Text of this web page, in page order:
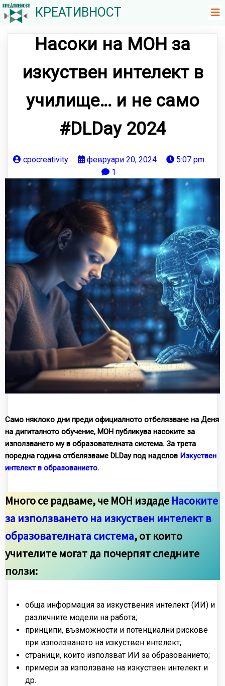
КРЕАТИВНОСТ
Насоки на МОН за
изкуствен интелект в
училище… и не само
#DLDay 2024
cpocreativity февруари 20, 2024
5:07 pm
1
Само няклоко дни преди официалното отбелязване на Деня
на дигиталното обучение, МОН публикува насоките за
използването му в образователната система. За трета
поредна година отбелязваме DLDay под надслов Изкуствен
интелект в образованието.
Много се радваме, че МОН издаде Насоките
за използването на изкуствен интелект в
образователната система, от които
учителите могат да почерпят следните
ползи:
обща информация за изкуствения интелект (ИИ) и
различните модели на работа;
принципи, възможности и потенциални рискове
при използването на изкуствен интелект;
страници, които използват ИИ за образованието;
примери за използване на изкуствен интелект и
др.